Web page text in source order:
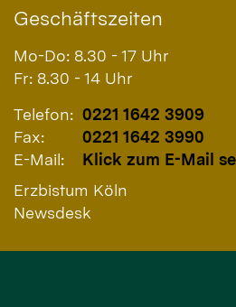
Geschäftszeiten
Mo-Do: 8.30 - 17 Uhr
Fr: 8.30 - 14 Uhr
Telefon: 0221 1642 3909
Fax:
0221 1642 3990
E-Mail:
Klick zum E-Mail
Erzbistum Köln
Newsdesk